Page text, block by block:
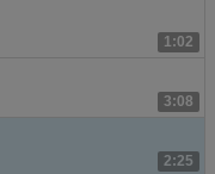
1:02
3:08
2:25